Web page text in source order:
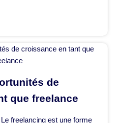
de
que freelance
freelancing est une forme